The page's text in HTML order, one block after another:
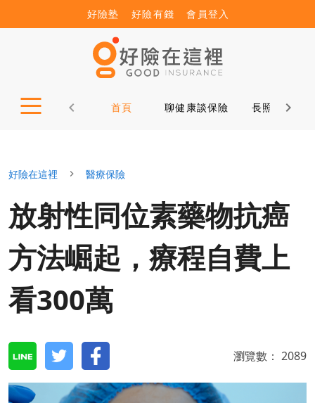
好險塾 好險有錢 會員登入
首頁 聊健康談保險 長照12問
好險在這裡 醫療保險
放射性同位素藥物抗癌
方法崛起，療程自費上
看300萬
瀏覽數： 2089